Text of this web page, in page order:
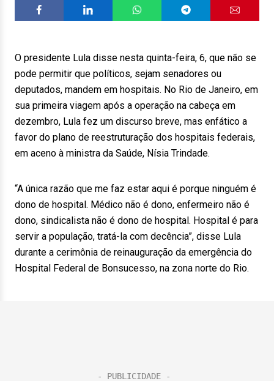
O presidente Lula disse nesta quinta-feira, 6, que não se
pode permitir que políticos, sejam senadores ou
deputados, mandem em hospitais. No Rio de Janeiro, em
sua primeira viagem após a operação na cabeça em
dezembro, Lula fez um discurso breve, mas enfático a
favor do plano de reestruturação dos hospitais federais,
em aceno à ministra da Saúde, Nísia Trindade.
“A única razão que me faz estar aqui é porque ninguém é
dono de hospital. Médico não é dono, enfermeiro não é
dono, sindicalista não é dono de hospital. Hospital é para
servir a população, tratá-la com decência”, disse Lula
durante a cerimônia de reinauguração da emergência do
Hospital Federal de Bonsucesso, na zona norte do Rio.